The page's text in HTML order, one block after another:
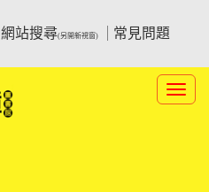
網站搜尋(另開新視窗)
常見問題